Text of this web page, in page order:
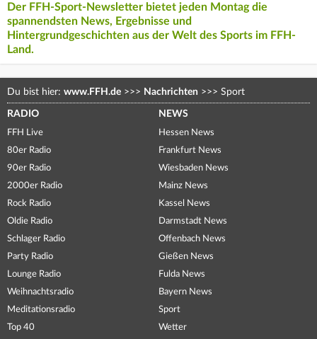
Der FFH-Sport-Newsletter bietet jeden Montag die
spannendsten News, Ergebnisse und
Hintergrundgeschichten aus der Welt des Sports im FFH-
Land.
Du bist hier: www.FFH.de >>> Nachrichten >>> Sport
RADIO
FFH Live
80er Radio
90er Radio
2000er Radio
Rock Radio
Oldie Radio
Schlager Radio
Party Radio
Lounge Radio
Weihnachtsradio
Meditationsradio
Top 40
NEWS
Hessen News
Frankfurt News
Wiesbaden News
Mainz News
Kassel News
Darmstadt News
Offenbach News
Gießen News
Fulda News
Bayern News
Sport
Wetter